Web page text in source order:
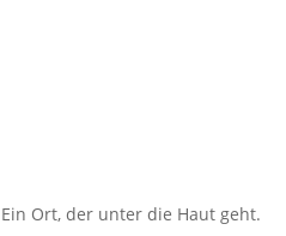
Ein Ort, der unter die Haut geht.